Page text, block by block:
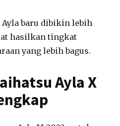
baru dibikin lebih
hasilkan tingkat
yang lebih bagus.
Ayla X